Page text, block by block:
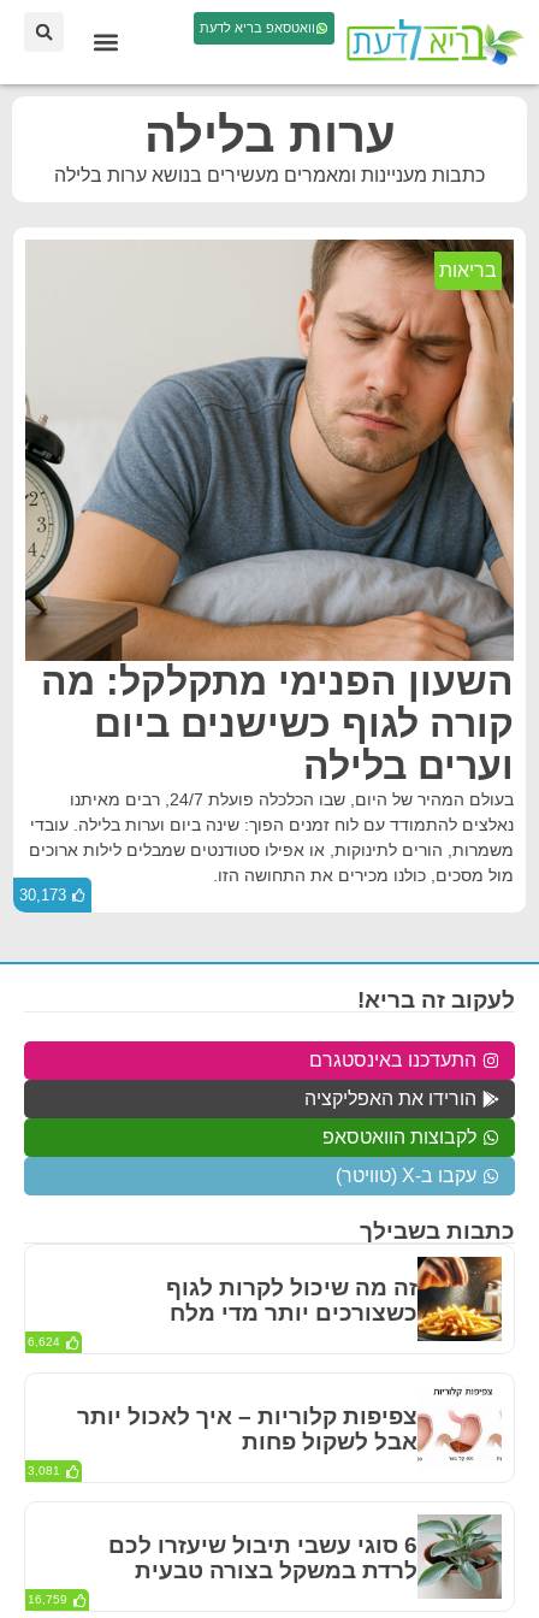
וואטסאפ בריא לדעת
ערות בלילה
כתבות מעניינות ומאמרים מעשירים בנושא ערות בלילה
בריאות
השעון הפנימי מתקלקל: מה
קורה לגוף כשישנים ביום
וערים בלילה
בעולם המהיר של היום, שבו הכלכלה פועלת 24/7, רבים מאיתנו
נאלצים להתמודד עם לוח זמנים הפוך: שינה ביום וערות בלילה. עובדי
משמרות, הורים לתינוקות, או אפילו סטודנטים שמבלים לילות ארוכים
מול מסכים, כולנו מכירים את התחושה הזו.
30,173
כתבות בשבילך
זה מה שיכול לקרות לגוף
כשצורכים יותר מדי מלח
6,624
צפיפות קלוריות – איך לאכול יותר
אבל לשקול פחות
3,081
6 סוגי עשבי תיבול שיעזרו לכם
לרדת במשקל בצורה טבעית
16,759
לעקוב זה בריא!
התעדכנו באינסטגרם
הורידו את האפליקציה
לקבוצות הוואטסאפ
עקבו ב-X (טוויטר)